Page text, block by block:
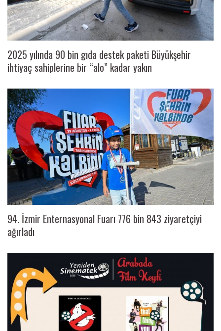
2025 yılında 90 bin gıda destek paketi Büyükşehir
ihtiyaç sahiplerine bir “alo” kadar yakın
94. İzmir Enternasyonal Fuarı 776 bin 843 ziyaretçiyi
ağırladı